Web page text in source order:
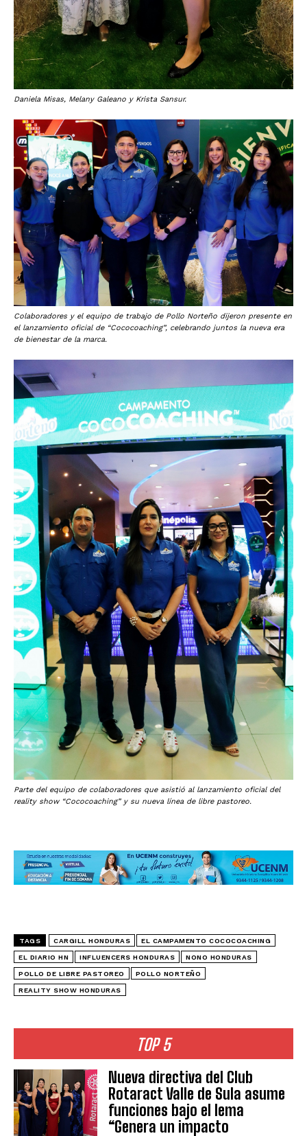
TOP 5
Nueva directiva del Club
Rotaract Valle de Sula asume
funciones bajo el lema
“Genera un impacto
Daniela Misas, Melany Galeano y Krista Sansur.
Colaboradores y el equipo de trabajo de Pollo Norteño dijeron presente en
el lanzamiento oficial de “Cococoaching”, celebrando juntos la nueva era
de bienestar de la marca.
Parte del equipo de colaboradores que asistió al lanzamiento oficial del
reality show “Cococoaching” y su nueva línea de libre pastoreo.
TAGS CARGILL HONDURAS EL CAMPAMENTO COCOCOACHING
EL DIARIO HN INFLUENCERS HONDURAS NONO HONDURAS
POLLO DE LIBRE PASTOREO POLLO NORTEÑO
REALITY SHOW HONDURAS